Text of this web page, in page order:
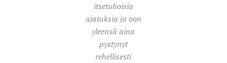
itsetuhoisia
ajatuksia ja oon
yleensä aina
pystynyt
rehellisesti